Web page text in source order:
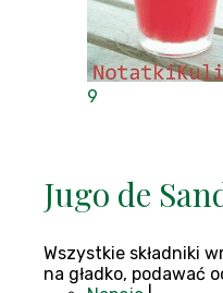
9
Jugo de
Wszystkie składniki
na gładko, podawać